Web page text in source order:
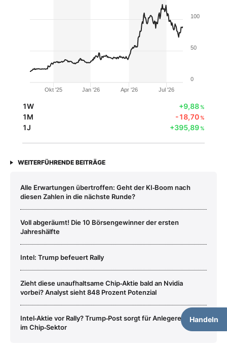
Handeln
Okt '25 Jan '26 Apr '26 Jul '26
0
50
100
1W +9,88%
1M -18,70%
1J +395,89%
WEITERFÜHRENDE BEITRÄGE
Alle Erwartungen übertroffen: Geht der KI‑Boom nach
diesen Zahlen in die nächste Runde?
Voll abgeräumt! Die 10 Börsengewinner der ersten
Jahreshälfte
Intel: Trump befeuert Rally
Zieht diese unaufhaltsame Chip‑Aktie bald an Nvidia
vorbei? Analyst sieht 848 Prozent Potenzial
Intel‑Aktie vor Rally? Trump‑Post sorgt für Anlegereuphorie
im Chip‑Sektor